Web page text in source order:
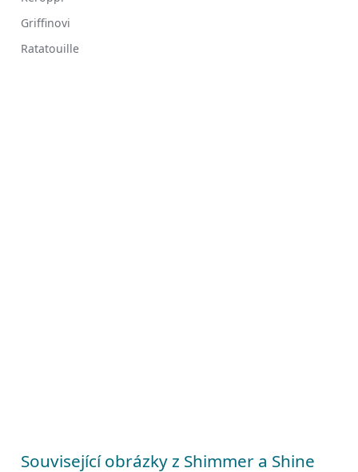
Griffinovi
Ratatouille
Související obrázky z Shimmer a Shine